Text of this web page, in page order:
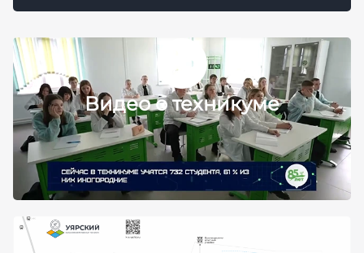
Видео о техникуме